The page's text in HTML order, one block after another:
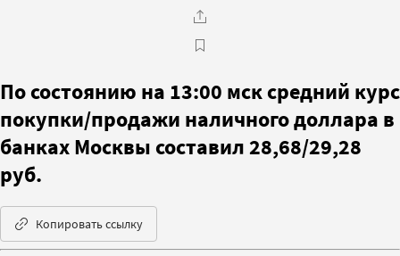
По состоянию на 13:00 мск средний курс
покупки/продажи наличного доллара в
банках Москвы составил 28,68/29,28
руб.
Копировать ссылку